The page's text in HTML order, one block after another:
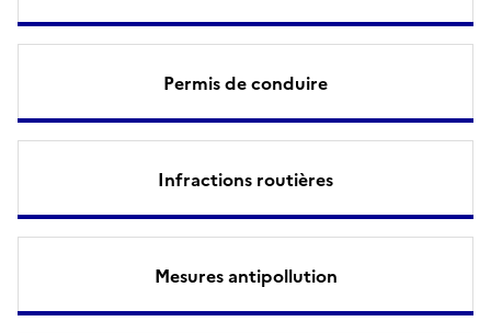
Permis de conduire
Infractions routières
Mesures antipollution